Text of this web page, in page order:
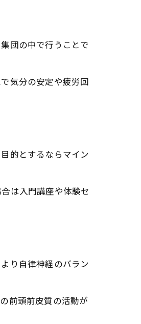
団の中で行うことで
気分の安定や疲労回
的とするならマイン
は入門講座や体験セ
り自律神経のバラン
前頭前皮質の活動が